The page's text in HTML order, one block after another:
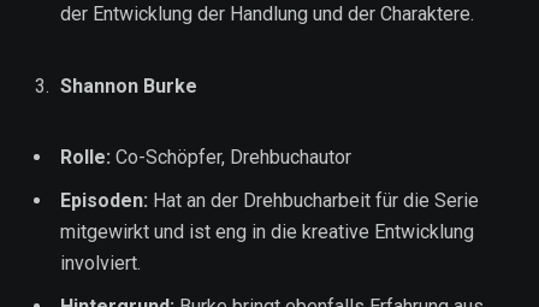
der Entwicklung der Handlung und der Charaktere.
Shannon Burke
Rolle: Co-Schöpfer, Drehbuchautor
Episoden: Hat an der Drehbucharbeit für die Serie
mitgewirkt und ist eng in die kreative Entwicklung
involviert.